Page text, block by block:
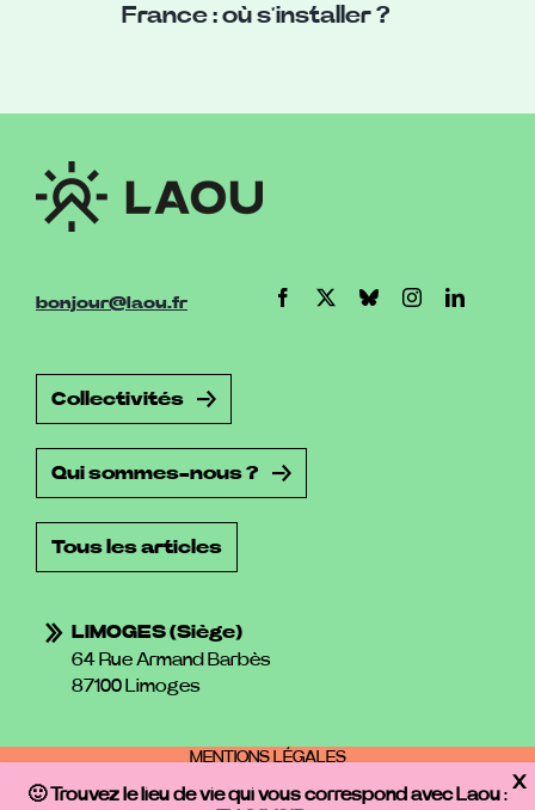
France : où s’installer ?
bonjour@laou.fr
Collectivités
Qui sommes-nous ?
Tous les articles
LIMOGES (siège)
64 Rue Armand Barbès
87100 Limoges
MENTIONS LÉGALES
POLITIQUE DE PROTECTION DES DONNÉES PERSONNELLES
CONDITIONS GÉNÉRALES
🙂 Trouvez le lieu de vie qui vous correspond avec Laou: